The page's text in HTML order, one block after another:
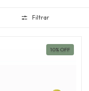
Filtrar
10% OFF